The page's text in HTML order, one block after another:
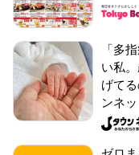
「多
い私
げて
ンネッ